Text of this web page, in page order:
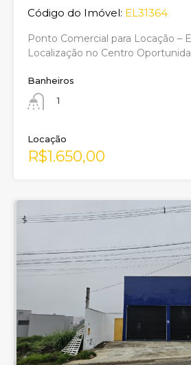
Código do Imóvel: EL31364
Ponto Comercial para Locação –
Localização no Centro
Banheiros
1
Locação
R$1.650,00